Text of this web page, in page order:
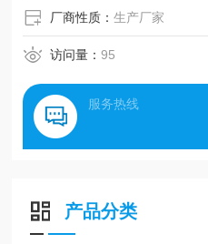
厂商性质：生产厂家
访问量：95
服务热线
产品分类